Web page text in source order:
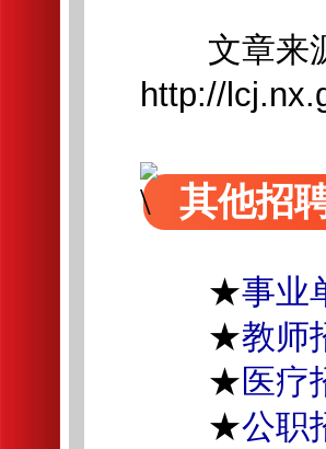
文章来
http://
其他招
★事业
★教师
★医疗
★公职